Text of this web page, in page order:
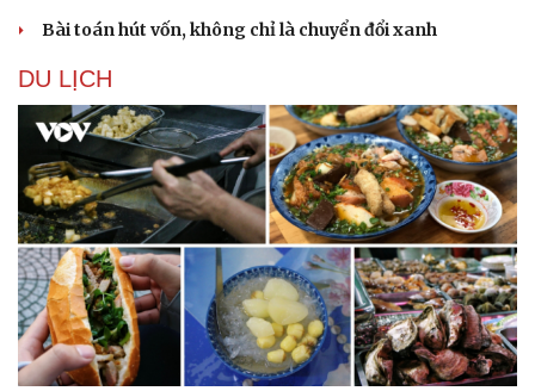
Bài toán hút vốn, không chỉ là chuyển đổi xanh
DU LỊCH